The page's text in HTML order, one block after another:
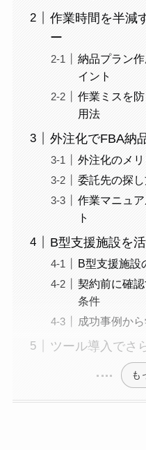
作業時間を半減
ー
納品プラン
イント
作業ミスを
用法
外注化でFBA納
外注化のメ
委託先の探
作業マニュ
ト
B型支援施設を
B型支援施設
契約前に確
条件
成功事例か
ツール導入でさ
も